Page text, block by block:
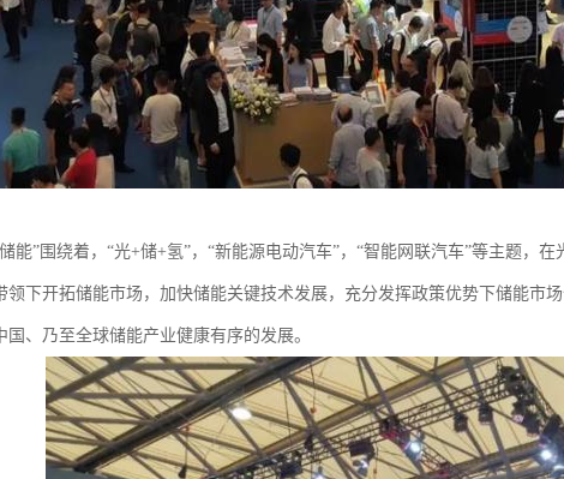
能”围绕着，“光+储+氢”，“新能源电动汽车”，“智能网联汽车”等主题，
领下开拓储能市场，加快储能关键技术发展，充分发挥政策优势下储能市
国、乃至全球储能产业健康有序的发展。